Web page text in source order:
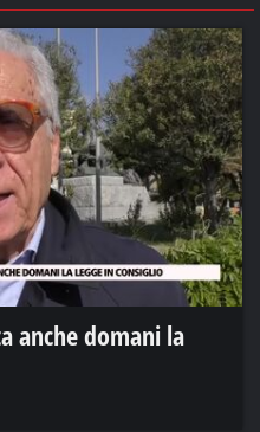
anche domani la